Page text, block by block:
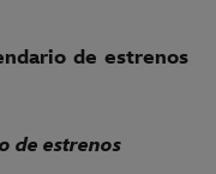
de estrenos
de estrenos